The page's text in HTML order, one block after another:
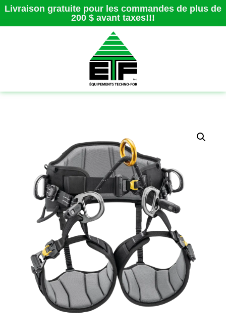
Livraison gratuite pour les commandes de plus de
200 $ avant taxes!!!